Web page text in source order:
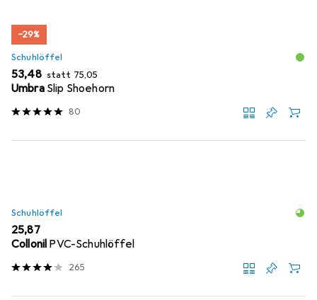
−29%
Schuhlöffel
EUR
53,48 statt EUR
75,05
Umbra Slip Shoehorn
80
Schuhlöffel
EUR
25,87
Collonil PVC-Schuhlöffel
265